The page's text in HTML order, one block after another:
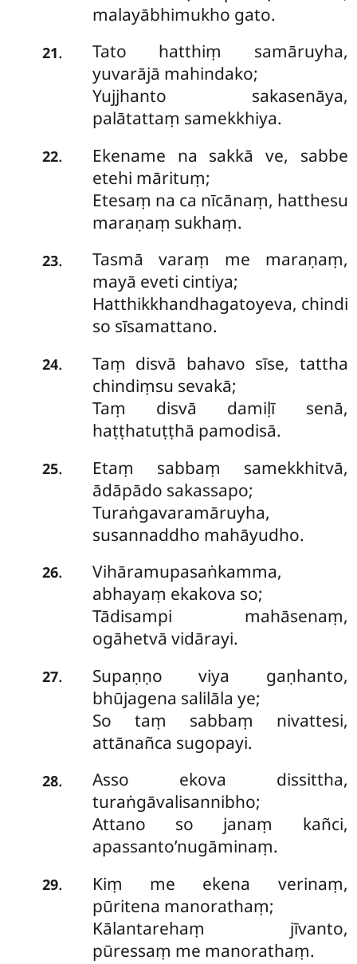
malayābhimukho gato.
21.
Tato hatthiṃ samāruyha,
yuvarājā mahindako;
Yujjhanto sakasenāya,
palātattaṃ samekkhiya.
22.
Ekename na sakkā ve, sabbe
etehi mārituṃ;
Etesaṃ na ca nīcānaṃ, hatthesu
maraṇaṃ sukhaṃ.
23.
Tasmā varaṃ me maraṇaṃ,
mayā eveti cintiya;
Hatthikkhandhagatoyeva, chindi
so sīsamattano.
24.
Taṃ disvā bahavo sīse, tattha
chindiṃsu sevakā;
Taṃ disvā damiḷī senā,
haṭṭhatuṭṭhā pamodisā.
25.
Etaṃ sabbaṃ samekkhitvā,
ādāpādo sakassapo;
Turaṅgavaramāruyha,
susannaddho mahāyudho.
26.
Vihāramupasaṅkamma,
abhayaṃ ekakova so;
Tādisampi mahāsenaṃ,
ogāhetvā vidārayi.
27.
Supaṇṇo viya gaṇhanto,
bhūjagena salilāla ye;
So taṃ sabbaṃ nivattesi,
attānañca sugopayi.
28. Asso ekova dissittha,
turaṅgāvalisannibho;
Attano so janaṃ kañci,
apassanto’nugāminaṃ.
29.
Kiṃ me ekena verinaṃ,
pūritena manorathaṃ;
Kālantarehaṃ jīvanto,
pūressaṃ me manorathaṃ.